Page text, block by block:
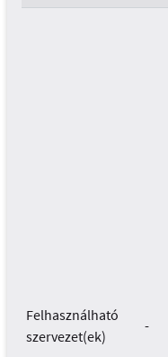
Felhasználható
szervezet(ek)
-